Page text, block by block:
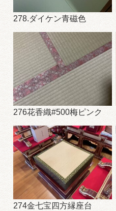
278.ダイケン青磁色
276花香織#500梅ピンク
274金七宝四方縁座台